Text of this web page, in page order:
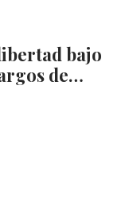
bajo
de…